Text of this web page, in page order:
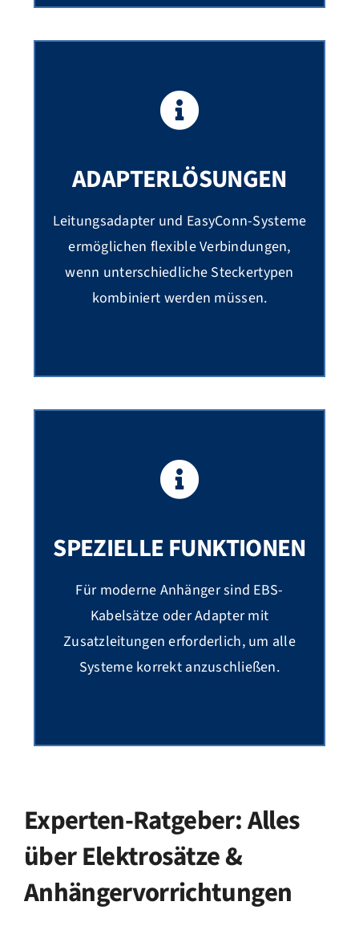
ADAPTERLÖSUNGEN
Leitungsadapter und EasyConn-Systeme
ermöglichen flexible Verbindungen,
wenn unterschiedliche Steckertypen
kombiniert werden müssen.
SPEZIELLE FUNKTIONEN
Für moderne Anhänger sind EBS-
Kabelsätze oder Adapter mit
Zusatzleitungen erforderlich, um alle
Systeme korrekt anzuschließen.
Experten-Ratgeber: Alles
über Elektrosätze &
Anhängervorrichtungen